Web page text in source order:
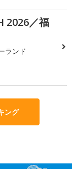
2026／福
ランド
ング